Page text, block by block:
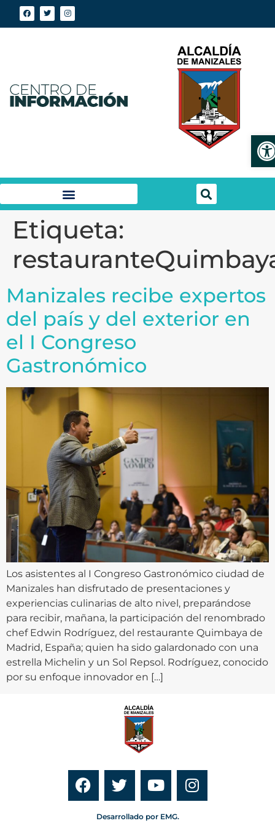
Etiqueta:
Manizales recibe expertos
del país y del exterior en
el I Congreso
Gastronómico
Los asistentes al I Congreso Gastronómico ciudad de
Manizales han disfrutado de presentaciones y
experiencias culinarias de alto nivel, preparándose
para recibir, mañana, la participación del renombrado
chef Edwin Rodríguez, del restaurante Quimbaya de
Madrid, España; quien ha sido galardonado con una
estrella Michelin y un Sol Repsol. Rodríguez, conocido
por su enfoque innovador en […]
Desarrollado por EMG.